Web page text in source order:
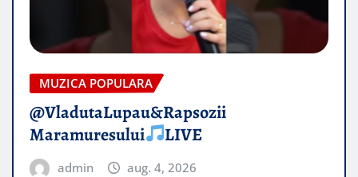
MUZICA POPULARA
@VladutaLupau&Rapsozii
Maramuresului
LIVE
admin aug. 4, 2026